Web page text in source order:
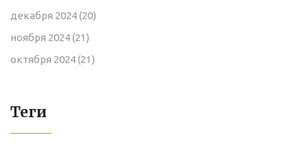
декабря 2024(20)
ноября 2024(21)
октября 2024(21)
Теги